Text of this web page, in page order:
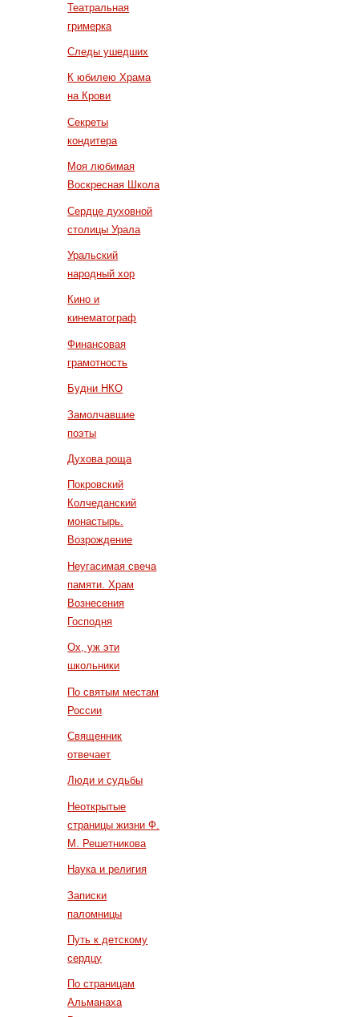
Театральная
гримерка
Следы ушедших
К юбилею Храма
на Крови
Секреты
кондитера
Моя любимая
Воскресная Школа
Сердце духовной
столицы Урала
Уральский
народный хор
Кино и
кинематограф
Финансовая
грамотность
Будни НКО
Замолчавшие
поэты
Духова роща
Покровский
Колчеданский
монастырь.
Возрождение
Неугасимая свеча
памяти. Храм
Вознесения
Господня
Ох, уж эти
школьники
По святым местам
России
Священник
отвечает
Люди и судьбы
Неоткрытые
страницы жизни Ф.
М. Решетникова
Наука и религия
Записки
паломницы
Путь к детскому
сердцу
По страницам
Альманаха